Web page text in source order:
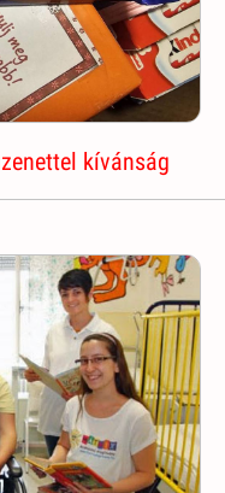
kívánság